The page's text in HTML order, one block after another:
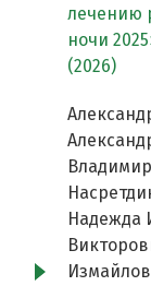
лечению
ночи
(2026)
Надежда